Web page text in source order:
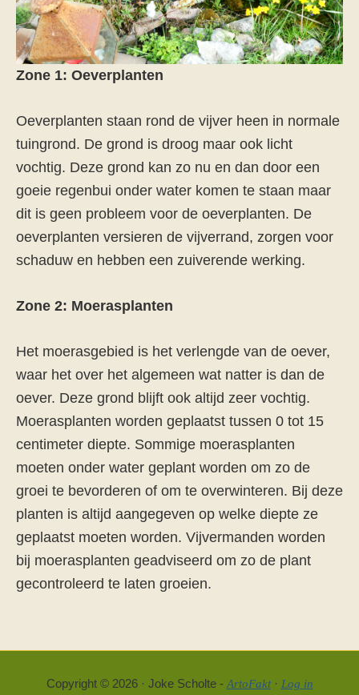
Zone 1: Oeverplanten
Oeverplanten staan rond de vijver heen in normale
tuingrond. De grond is droog maar ook licht
vochtig. Deze grond kan zo nu en dan door een
goeie regenbui onder water komen te staan maar
dit is geen probleem voor de oeverplanten. De
oeverplanten versieren de vijverrand, zorgen voor
schaduw en hebben een zuiverende werking.
Zone 2: Moerasplanten
Het moerasgebied is het verlengde van de oever,
waar het over het algemeen wat natter is dan de
oever. Deze grond blijft ook altijd zeer vochtig.
Moerasplanten worden geplaatst tussen 0 tot 15
centimeter diepte. Sommige moerasplanten
moeten onder water geplant worden om zo de
groei te bevorderen of om te overwinteren. Bij deze
planten is altijd aangegeven op welke diepte ze
geplaatst moeten worden. Vijvermanden worden
bij moerasplanten geadviseerd om zo de plant
gecontroleerd te laten groeien.
Copyright © 2026 · Joke Scholte - ArtoFakt· Log in